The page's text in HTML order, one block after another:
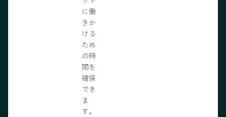
に働
きか
ける
ため
の時
間を
確保
でき
ま
す。